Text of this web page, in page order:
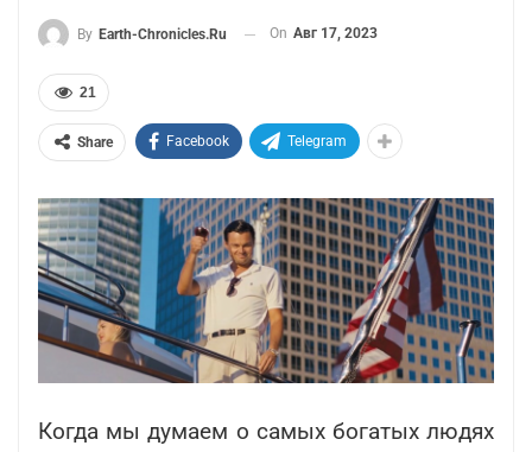
By Earth-Chronicles.ru On Авг 17, 2023
21
Share Facebook Telegram
Когда мы думаем о самых богатых людях